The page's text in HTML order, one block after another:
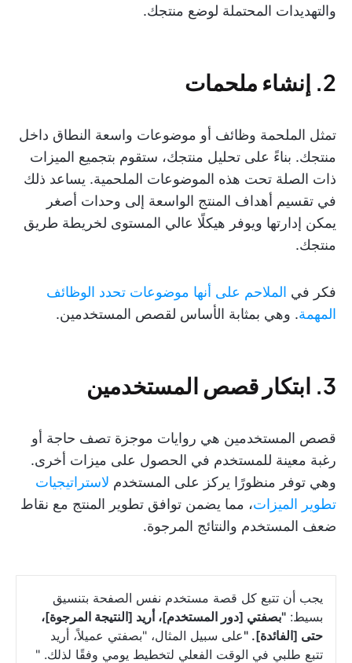
والتهديدات المحتملة لوضع منتجك.
2. إنشاء ملحمات
تمثل الملحمة وظائف أو موضوعات واسعة النطاق داخل
منتجك. بناءً على تحليل منتجك، ستقوم بتجميع الميزات
ذات الصلة تحت هذه الموضوعات الملحمية. يساعد ذلك
في تقسيم أهداف المنتج الواسعة إلى وحدات أصغر
يمكن إدارتها ويوفر هيكلًا عالي المستوى لخريطة طريق
منتجك.
فكر في الملاحم على أنها موضوعات تحدد الوظائف
المهمة. وهي بمثابة الأساس لقصص المستخدمين.
3. ابتكار قصص المستخدمين
قصص المستخدمين هي روايات موجزة تصف حاجة أو
رغبة معينة للمستخدم في الحصول على ميزات أخرى.
وهي توفر منظورًا يركز على المستخدم لاستراتيجيات
تطوير الميزات، مما يضمن توافق تطوير المنتج مع نقاط
ضعف المستخدم والنتائج المرجوة.
يجب أن تتبع كل قصة مستخدم نفس الصفحة بتنسيق
بسيط: "بصفتي [دور المستخدم]، أريد [النتيجة المرجوة]،
حتى [الفائدة]. "على سبيل المثال، "بصفتي عميلاً، أريد
تتبع طلبي في الوقت الفعلي لتخطيط يومي وفقًا لذلك. "